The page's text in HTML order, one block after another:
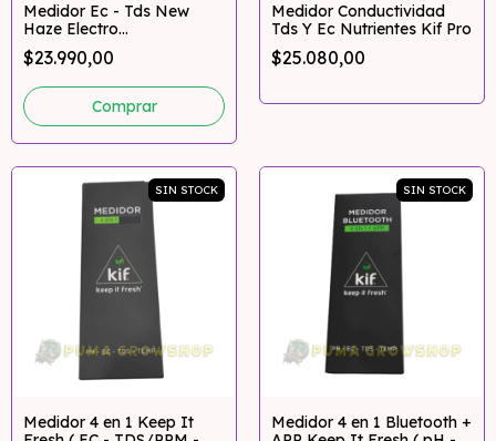
Medidor Ec - Tds New
Haze Electro
Conductividad
$23.990,00
Medidor Conductividad
Tds Y Ec Nutrientes Kif Pro
$25.080,00
SIN STOCK
Medidor 4 en 1 Keep It
SIN STOCK
Medidor 4 en 1 Bluetooth +